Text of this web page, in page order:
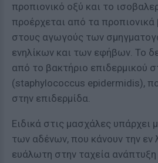
προπιονικό οξύ και το
προέρχεται από τα προπιονικά
στους αγωγούς των
ενηλίκων και των εφήβων. Το
από το βακτήριο επιδερμικού
(staphylococcus epidermidis),
στην επιδερμίδα.
Ειδικά στις μασχάλες υπάρχει
των αδένων, που κάνουν την εν
ευάλωτη στην ταχεία